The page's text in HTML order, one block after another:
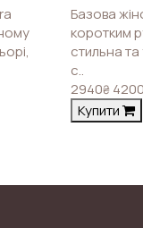
Базова
коротким
стильна
с..
2940₴ 4200
Купити